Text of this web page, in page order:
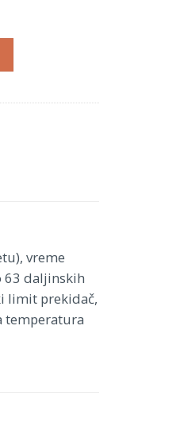
vreme
63 daljinskih
limit prekidač,
temperatura